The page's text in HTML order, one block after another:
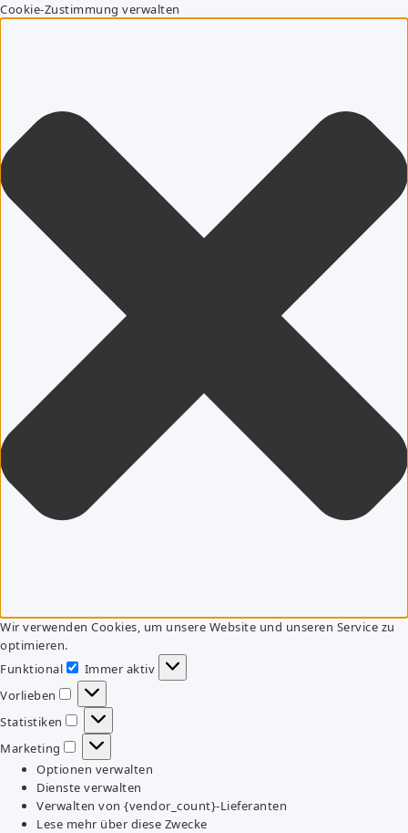
Cookie-Zustimmung verwalten
Wir verwenden Cookies, um unsere Website und unseren Service zu
optimieren.
Funktional
Funktional
Immer aktiv
Vorlieben
Vorlieben
Statistiken
Statistiken
Marketing
Marketing
Optionen verwalten
Dienste verwalten
Verwalten von {vendor_count}-Lieferanten
Lese mehr über diese Zwecke